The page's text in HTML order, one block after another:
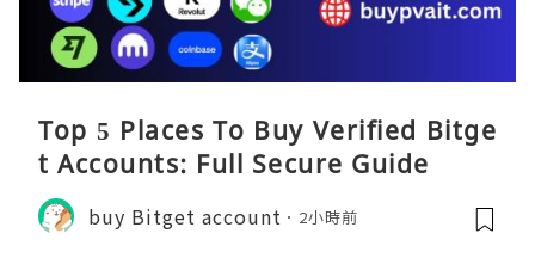
Top 5 Places To Buy Verified Bitge
t Accounts: Full Secure Guide
buy Bitget account 2小時前